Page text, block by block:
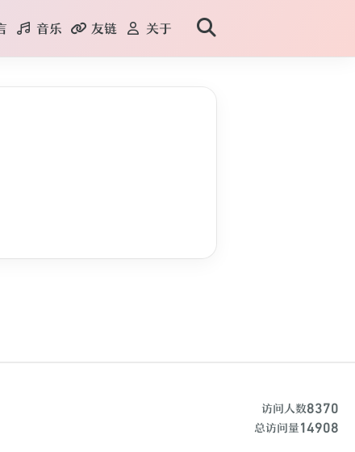
音乐 友链 关于
访问人数8370
总访问量14908